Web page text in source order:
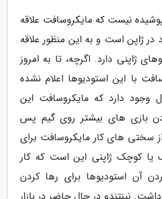
نیست که مایکروسافت علاقه
در ژاپن است و به این منظور علاقه
ژاپنی دارد. اگرچه، تا به امروز
با این استودیوها اعلام نشده
دارد که مایکروسافت این
بازی های بیشتر روی گیم پس
سختی های کار مایکروسافت برای
یا کوچک ژاپنی این است که کار
آن استودیوها برای رها کردن